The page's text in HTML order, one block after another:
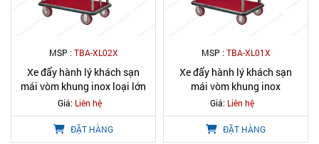
MSP :TBA-XL02X
Xe đẩy hành lý khách sạn
mái vòm khung inox loại lớn
Giá: Liên hệ
ĐẶT HÀNG
MSP :TBA-XL01X
Xe đẩy hành lý khách sạn
mái vòm khung inox
Giá: Liên hệ
ĐẶT HÀNG